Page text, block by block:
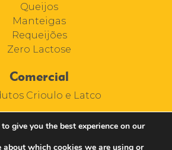
Queijos
Manteigas
Requeijões
Zero Lactose
Comercial
Crioulo e Latco
give you the best experience on our
about which cookies we are using or